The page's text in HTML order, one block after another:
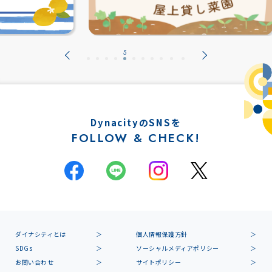
DynacityのSNSを
FOLLOW & CHECK!
ダイナシティとは
個人情報保護方針
SDGs
ソーシャルメディアポリシー
お問い合わせ
サイトポリシー